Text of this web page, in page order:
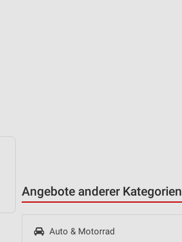
Angebote anderer Kategorien
Auto & Motorrad